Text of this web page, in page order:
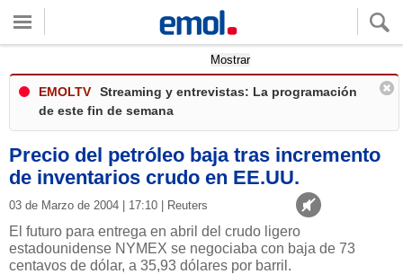
Mostrar
EMOLTV
Streaming y entrevistas: La programación
de este fin de semana
Precio del petróleo baja tras incremento
de inventarios crudo en EE.UU.
03 de Marzo de 2004 | 17:10 | Reuters
El futuro para entrega en abril del crudo ligero
estadounidense NYMEX se negociaba con baja de 73
centavos de dólar, a 35,93 dólares por barril.